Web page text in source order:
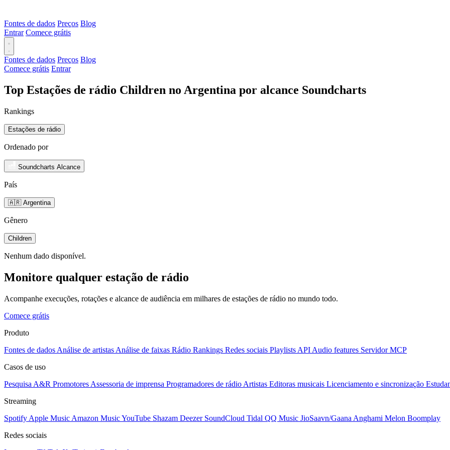
Fontes de dados Preços Blog
Entrar Comece grátis
Fontes de dados Preços Blog
Comece grátis Entrar
Top Estações de rádio Children no Argentina por alcance Soundcharts
Rankings
Estações de rádio
Ordenado por
Soundcharts Alcance
País
🇦🇷 Argentina
Gênero
Children
Nenhum dado disponível.
Monitore qualquer estação de rádio
Acompanhe execuções, rotações e alcance de audiência em milhares de estações de rádio no mundo todo.
Comece grátis
Produto
Fontes de dados Análise de artistas Análise de faixas Rádio Rankings Redes sociais Playlists API Audio features Servidor MCP
Casos de uso
Pesquisa A&R Promotores Assessoria de imprensa Programadores de rádio Artistas Editoras musicais Licenciamento e sincronização
Streaming
Spotify Apple Music Amazon MusicYouTube Shazam Deezer SoundCloud Tidal QQ Music JioSaavn/Gaana Anghami Melon Boomplay
Redes sociais